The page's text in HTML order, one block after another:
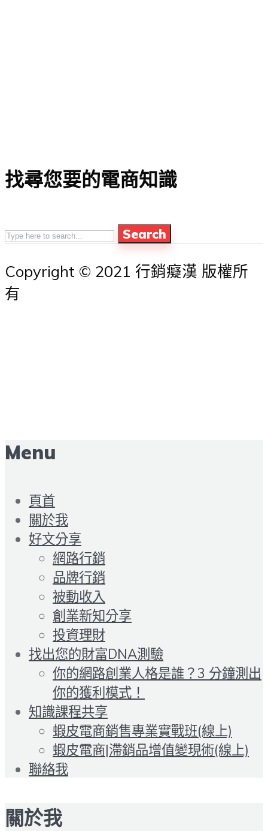
找尋您要的電商知識
Search
Copyright © 2021 行銷癡漢 版權所
有
Menu
頁首
關於我
好文分享
網路行銷
品牌行銷
被動收入
創業新知分享
投資理財
找出您的財富DNA測驗
你的網路創業人格是誰？3 分鐘測出
你的獲利模式！
知識課程共享
蝦皮電商銷售專業實戰班(線上)
蝦皮電商|滯銷品增值變現術(線上)
聯絡我
關於我